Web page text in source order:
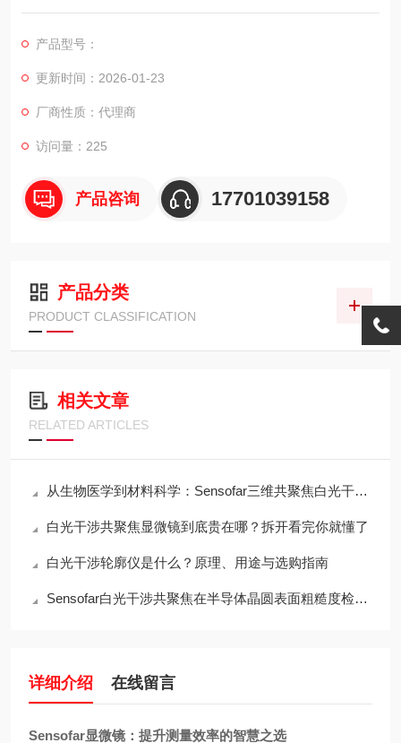
测量领域的智慧之选。
产品型号：
更新时间：2026-01-23
厂商性质：代理商
访问量：225
产品咨询 17701039158
产品分类
PRODUCT CLASSIFICATION
相关文章
RELATED ARTICLES
从生物医学到材料科学：Sensofar三维共聚焦白光干涉仪的跨领域应用传奇
白光干涉共聚焦显微镜到底贵在哪？拆开看完你就懂了
白光干涉轮廓仪是什么？原理、用途与选购指南
Sensofar白光干涉共聚焦在半导体晶圆表面粗糙度检测中的应用与行业标准对标
详细介绍 在线留言
Sensofar显微镜：提升测量效率的智慧之选